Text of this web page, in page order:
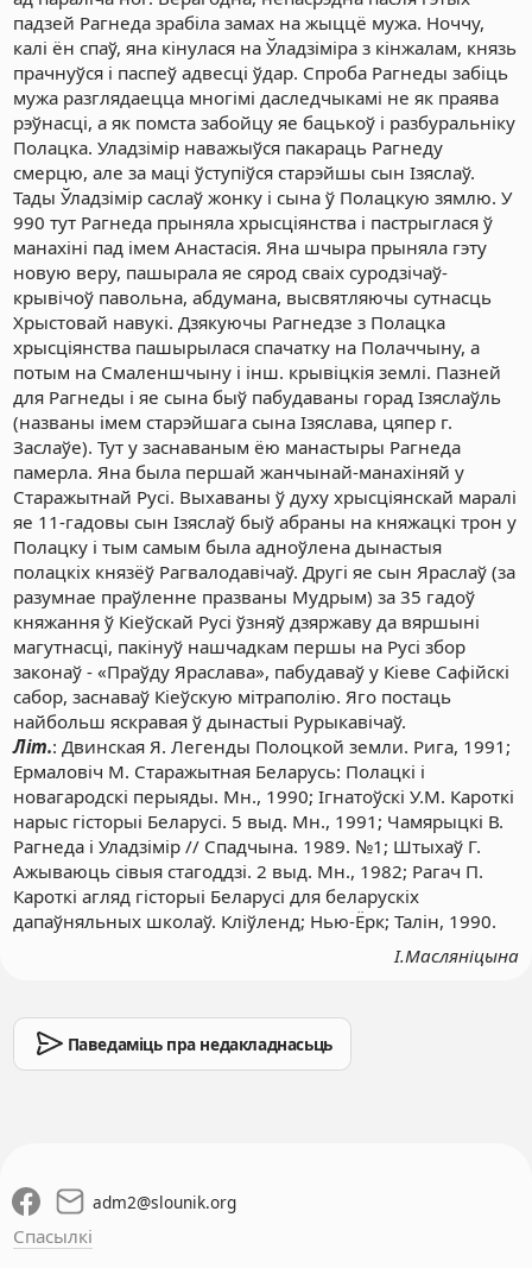
падзей Рагнеда зрабіла замах на жыццё мужа. Ноччу,
калі ён спаў, яна кінулася на Ўладзіміра з кінжалам, князь
прачнуўся і паспеў адвесці ўдар. Спроба Рагнеды забіць
мужа разглядаецца многімі даследчыкамі не як праява
рэўнасці, а як помста забойцу яе бацькоў і разбуральніку
Полацка. Уладзімір наважыўся пакараць Рагнеду
смерцю, але за маці ўступіўся старэйшы сын Ізяслаў.
Тады Ўладзімір саслаў жонку і сына ў Полацкую зямлю. У
990 тут Рагнеда прыняла хрысціянства і пастрыглася ў
манахіні пад імем Анастасія. Яна шчыра прыняла гэту
новую веру, пашырала яе сярод сваіх суродзічаў-
крывічоў павольна, абдумана, высвятляючы сутнасць
Хрыстовай навукі. Дзякуючы Рагнедзе з Полацка
хрысціянства пашырылася спачатку на Полаччыну, а
потым на Смаленшчыну і інш. крывіцкія землі. Пазней
для Рагнеды і яе сына быў пабудаваны горад Ізяслаўль
(названы імем старэйшага сына Ізяслава, цяпер г.
Заслаўе). Тут у заснаваным ёю манастыры Рагнеда
памерла. Яна была першай жанчынай-манахіняй у
Старажытнай Русі. Выхаваны ў духу хрысціянскай маралі
яе 11-гадовы сын Ізяслаў быў абраны на княжацкі трон у
Полацку і тым самым была адноўлена дынастыя
полацкіх князёў Рагвалодавічаў. Другі яе сын Яраслаў (за
разумнае праўленне празваны Мудрым) за 35 гадоў
княжання ў Кіеўскай Русі ўзняў дзяржаву да вяршыні
магутнасці, пакінуў нашчадкам першы на Русі збор
законаў - «Праўду Яраслава», пабудаваў у Кіеве Сафійскі
сабор, заснаваў Кіеўскую мітраполію. Яго постаць
найбольш яскравая ў дынастыі Рурыкавічаў.
Літ.: Двинская Я. Легенды Полоцкой земли. Рига, 1991;
Ермаловіч М. Старажытная Беларусь: Полацкі і
новагародскі перыяды. Мн., 1990; Ігнатоўскі У.М. Кароткі
нарыс гісторыі Беларусі. 5 выд. Мн., 1991; Чамярыцкі В.
Рагнеда і Уладзімір // Спадчына. 1989. №1; Штыхаў Г.
Ажываюць сівыя стагоддзі. 2 выд. Мн., 1982; Рагач П.
Кароткі агляд гісторыі Беларусі для беларускіх
дапаўняльных школаў. Кліўленд; Нью-Ёрк; Талін, 1990.
І.Масляніцына
Паведаміць пра недакладнасьць
adm2@slounik.org
Спасылкі